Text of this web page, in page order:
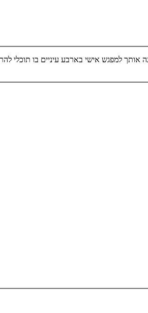
למפגש אישי בארבע עיניים בו תוכלי